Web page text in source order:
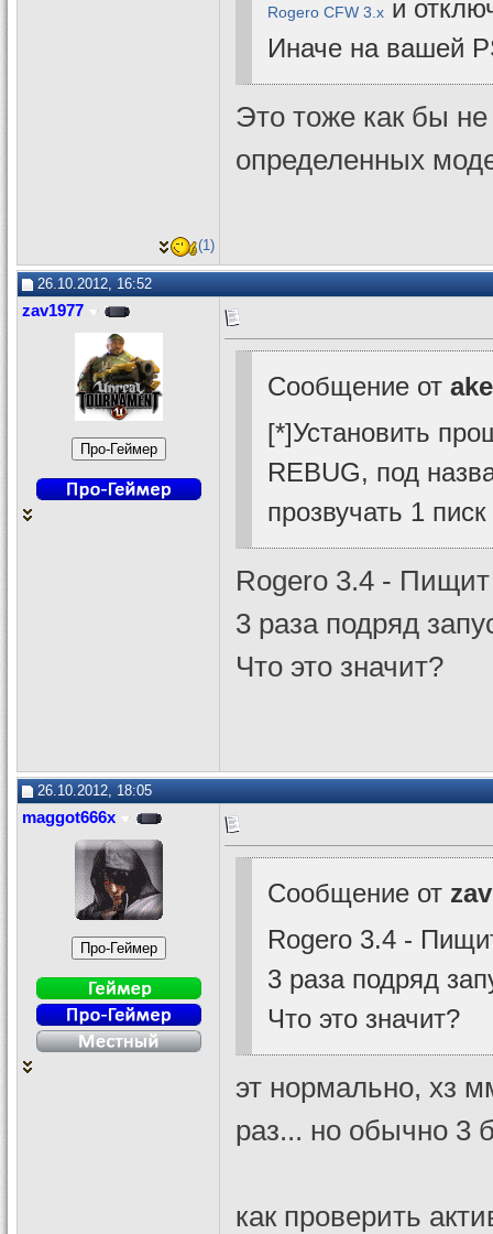
Rogero CFW 3.x и
Иначе на вашей
Это тоже как бы не
определенных
(1)
26.10.2012, 16:52
zav1977
Сообщение от
[*]Установить
REBUG, под
прозвучать 1 писк
Rogero 3.4 - Пищит
3 раза подряд
Что это значит?
26.10.2012, 18:05
maggot666x
Сообщение от
Rogero 3.4 -
3 раза подряд
Что это значит?
эт нормально, хз
раз... но обычно 3
как проверить